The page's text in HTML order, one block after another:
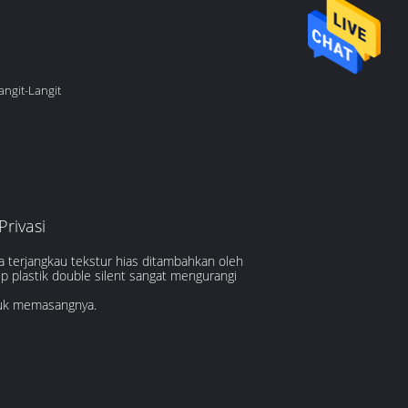
Langit
terjangkau tekstur hias ditambahkan oleh
plastik double silent sangat mengurangi
memasangnya.